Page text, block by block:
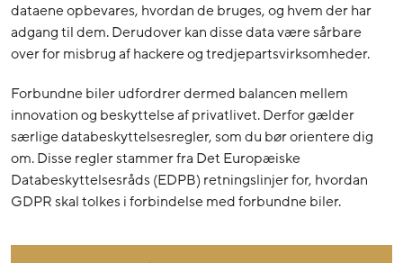
dataene opbevares, hvordan de bruges, og hvem der har
adgang til dem. Derudover kan disse data være sårbare
over for misbrug af hackere og tredjepartsvirksomheder.
Forbundne biler udfordrer dermed balancen mellem
innovation og beskyttelse af privatlivet. Derfor gælder
særlige databeskyttelsesregler, som du bør orientere dig
om. Disse regler stammer fra Det Europæiske
Databeskyttelsesråds (EDPB) retningslinjer for, hvordan
GDPR skal tolkes i forbindelse med forbundne biler.